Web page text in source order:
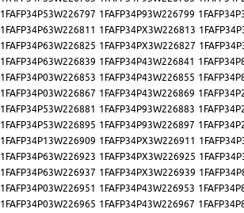
1FAFP34P53W226797 1FAFP34P93W226799
1FAFP34P63W226811 1FAFP34PX3W226813
1FAFP34P63W226825 1FAFP34PX3W226827
1FAFP34P63W226839 1FAFP34P43W226841
1FAFP34P03W226853 1FAFP34P43W226855
1FAFP34P03W226867 1FAFP34P43W226869
1FAFP34P53W226881 1FAFP34P93W226883
1FAFP34P53W226895 1FAFP34P93W226897
1FAFP34P13W226909 1FAFP34PX3W226911
1FAFP34P63W226923 1FAFP34PX3W226925
1FAFP34P63W226937 1FAFP34PX3W226939
1FAFP34P03W226951 1FAFP34P43W226953
1FAFP34P03W226965 1FAFP34P43W226967